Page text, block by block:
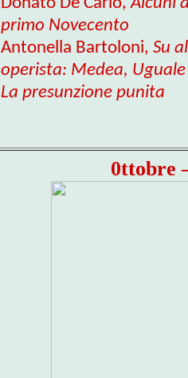
primo Novecento
Antonella Bartoloni, Su
operista: Medea,
La presunzione punita
0ttobre